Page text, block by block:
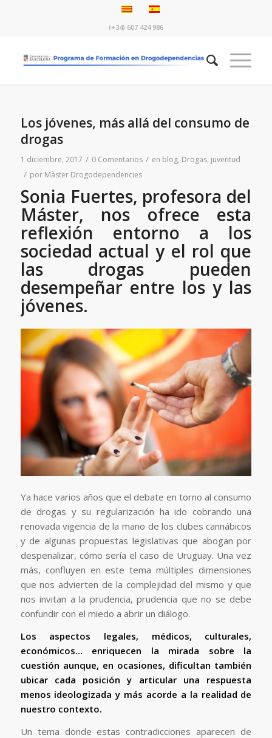
(+34) 607 424 986
Los jóvenes, más allá del consumo de
drogas
1 diciembre, 2017 / 0 Comentarios / en blog, Drogas, juventud
/ por Màster Drogodependencies
Sonia Fuertes, profesora del
Máster, nos ofrece esta
reflexión entorno a los
sociedad actual y el rol que
las drogas pueden
desempeñar entre los y las
jóvenes.
Ya hace varios años que el debate en torno al consumo
de drogas y su regularización ha ido cobrando una
renovada vigencia de la mano de los clubes cannábicos
y de algunas propuestas legislativas que abogan por
despenalizar, cómo sería el caso de Uruguay. Una vez
más, confluyen en este tema múltiples dimensiones
que nos advierten de la complejidad del mismo y que
nos invitan a la prudencia, prudencia que no se debe
confundir con el miedo a abrir un diálogo.
Los aspectos legales, médicos, culturales,
económicos… enriquecen la mirada sobre la
cuestión aunque, en ocasiones, dificultan también
ubicar cada posición y articular una respuesta
menos ideologizada y más acorde a la realidad de
nuestro contexto.
Un tema donde estas contradicciones aparecen de